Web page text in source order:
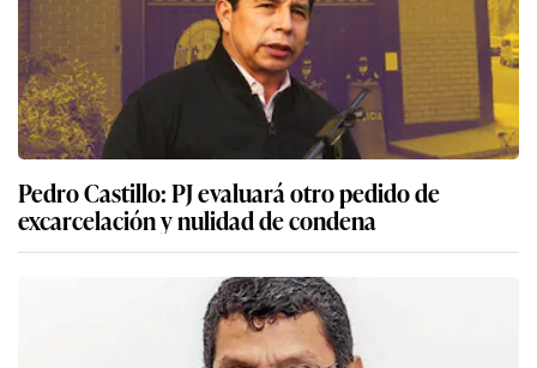
Pedro Castillo: PJ evaluará otro pedido de
excarcelación y nulidad de condena